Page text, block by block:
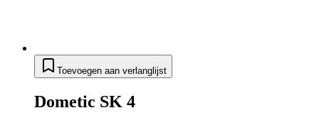
Toevoegen aan verlanglijst
Dometic SK 4